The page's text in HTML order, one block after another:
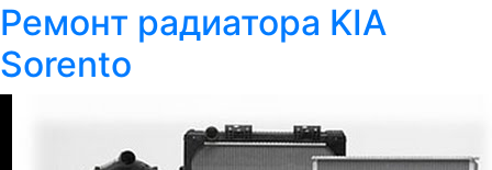
Ремонт радиатора KIA
Sorento